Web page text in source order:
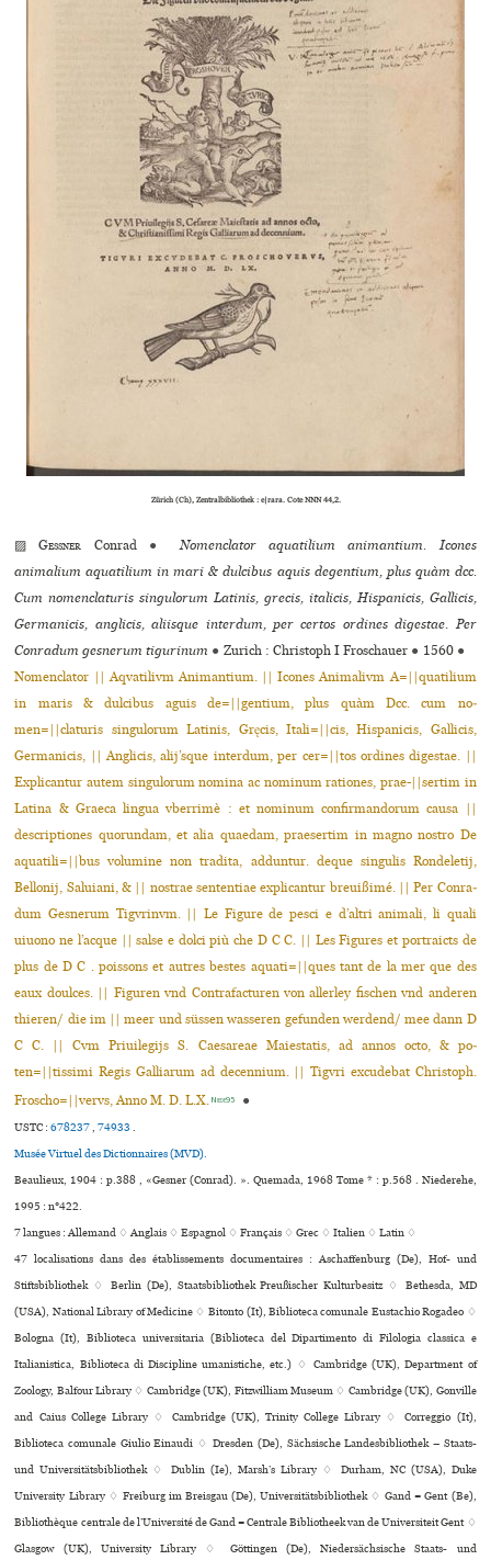
Zürich (Ch), Zentralbibliothek : e|rara. Cote NNN 44,2.
▨Gessner Conrad ●
Nomenclator aquatilium animantium. Icones
animalium aquatilium in mari & dulcibus aquis degentium, plus quàm dcc.
Cum nomenclaturis singulorum Latinis, grecis, italicis, Hispanicis, Gallicis,
Germanicis, anglicis, aliisque interdum, per certos ordines digestae. Per
Conradum gesnerum tigurinum ● Zurich : Christoph I Froschauer ● 1560 ●
Nomenclator || Aqvatilivm Animantium. || Icones Animalivm A=||quatilium
in maris & dulcibus aguis de=||gentium, plus quàm Dcc. cum no­
men=||claturis singulorum Latinis, Gręcis, Itali=||cis, Hispanicis, Gallicis,
Germanicis, || Anglicis, alij’sque interdum, per cer=||tos ordines digestae. ||
Explicantur autem singulorum nomina ac nominum rationes, prae-||sertim in
Latina & Graeca lingua vberrimè : et nominum confirmandorum causa ||
descriptiones quorundam, et alia quaedam, praesertim in magno nostro De
aquatili=||bus volumine non tradita, adduntur. deque singulis Rondeletij,
Bellonij, Saluiani, & || nostrae sententiae explicantur breuißimé. || Per Conra­
dum Gesnerum Tigvrinvm. || Le Figure de pesci e d’altri animali, li quali
uiuono ne l’acque || salse e dolci più che D C C. || Les Figures et portraicts de
plus de D C . poissons et autres bestes aquati=||ques tant de la mer que des
eaux doulces. || Figuren vnd Contrafacturen von allerley fischen vnd an­deren
thieren/ die im || meer und süssen wasseren gefunden werdend/ mee dann D
C C. || Cvm Priuilegijs S. Caesareae Maiestatis, ad annos octo, & po­
ten=||tissimi Regis Galliarum ad decennium. || Tigvri excudebat Christoph.
Froscho=||vervs, Anno M. D. L.X. Niede95 ●
USTC :678237,74933.
Musée Virtuel des Dictionnaires (MVD).
Beaulieux, 1904 : p.388 , «Gesner (Conrad). ». Quemada, 1968 Tome * : p.568 . Niederehe,
1995 : n°422.
7 langues :Allemand ♢Anglais ♢Espagnol ♢Français ♢Grec ♢Italien ♢Latin ♢
47 localisations dans des établissements documentaires : Aschaffenburg (De), Hof- und
Stiftsbibliothek ♢ Berlin (De), Staatsbibliothek Preußischer Kulturbesitz ♢ Bethesda, MD
(USA), National Library of Medicine ♢ Bitonto (It), Biblioteca comunale Eustachio Rogadeo ♢
Bologna (It), Biblioteca uni­ver­si­ta­ria (Biblioteca del Dipartimento di Filologia classica e
Italianistica, Biblioteca di Discipline umanistiche, etc.) ♢ Cambridge (UK), Department of
Zoology, Balfour Library ♢ Cambridge (UK), Fitzwilliam Museum ♢ Cambridge (UK), Gonville
and Caius College Library ♢ Cambridge (UK), Trinity College Library ♢ Correggio (It),
Biblioteca comu­nale Giulio Einaudi ♢ Dresden (De), Sächsische Landesbibliothek – Staats-
und Universitätsbibliothek ♢ Dublin (Ie), Marsh’s Library ♢ Durham, NC (USA), Duke
University Library ♢ Freiburg im Breisgau (De), Universitätsbibliothek ♢ Gand = Gent (Be),
Bibliothèque centrale de l’Université de Gand = Centrale Bibliotheek van de Universiteit Gent ♢
Glasgow (UK), University Library ♢ Göttingen (De), Niedersächsische Staats- und